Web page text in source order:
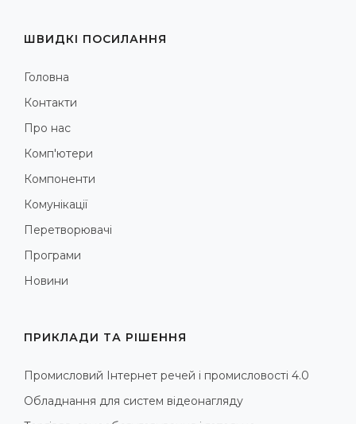
ШВИДКІ ПОСИЛАННЯ
Головна
Контакти
Про нас
Комп'ютери
Компоненти
Комунікації
Перетворювачі
Програми
Новини
ПРИКЛАДИ ТА РІШЕННЯ
Промисловий Інтернет речей і промисловості 4.0
Обладнання для систем відеонагляду